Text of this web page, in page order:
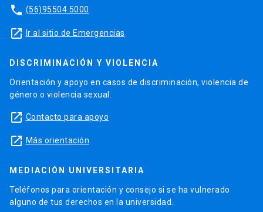
phone (56)95504 5000
launch Ir al sitio de Emergencias
DISCRIMINACIÓN Y VIOLENCIA
Orientación y apoyo en casos de discriminación, violencia de
género o violencia sexual.
launch Contacto para apoyo
launch Más orientación
MEDIACIÓN UNIVERSITARIA
Teléfonos para orientación y consejo si se ha vulnerado
alguno de tus derechos en la universidad.